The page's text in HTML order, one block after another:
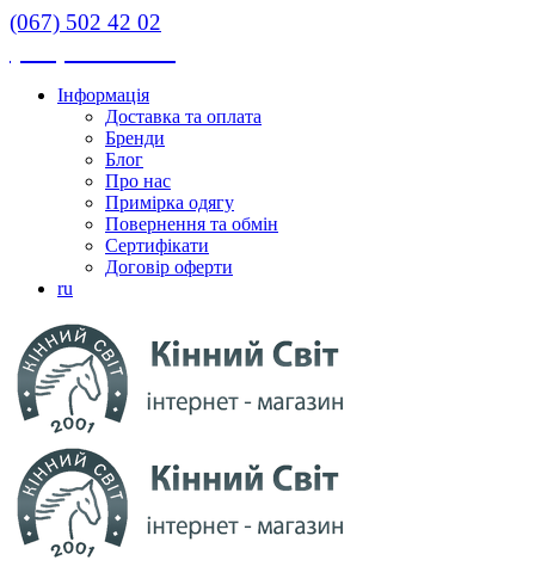
(067) 502 42 02
Інформація
Доставка та оплата
Бренди
Блог
Про нас
Примірка одягу
Повернення та обмін
Сертифікати
Договір оферти
ru